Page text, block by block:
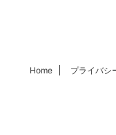
Home プライバシ